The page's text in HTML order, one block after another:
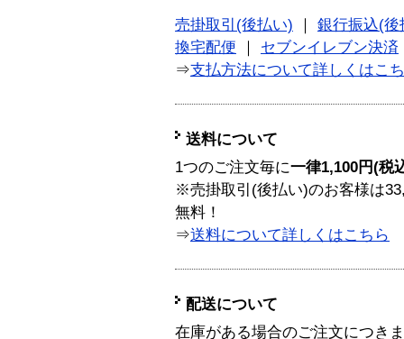
売掛取引(後払い)
銀行振込(後
換宅配便
セブンイレブン決済
⇒支払方法について詳しくはこ
送料について
1つのご注文毎に一律1,100円(税
※売掛取引(後払い)のお客様は
無料！
⇒送料について詳しくはこちら
配送について
在庫がある場合のご注文につき